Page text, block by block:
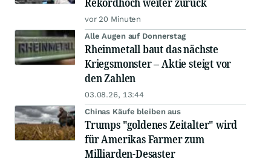
vor 20 Minuten
Alle Augen auf Donnerstag
Rheinmetall baut das nächste
Kriegsmonster – Aktie steigt vor
den Zahlen
03.08.26, 13:44
Chinas Käufe bleiben aus
Trumps "goldenes Zeitalter" wird
für Amerikas Farmer zum
Milliarden-Desaster